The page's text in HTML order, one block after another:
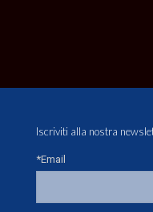
Iscriviti alla nostra
*Email